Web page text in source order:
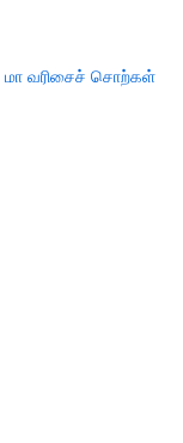
மா வரிசைச் சொற்கள்